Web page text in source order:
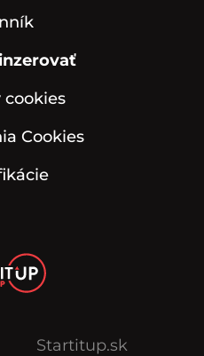
cookies
Cookies
Startitup.sk